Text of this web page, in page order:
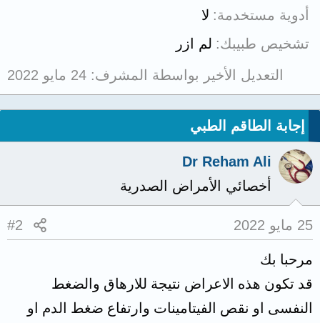
أدوية مستخدمة لا
تشخيص طبيبك لم ازر
التعديل الأخير بواسطة المشرف: 24 مايو 2022
إجابة الطاقم الطبي
Dr Reham Ali
أخصائي الأمراض الصدرية
25 مايو 2022 #2
مرحبا بك
قد تكون هذه الاعراض نتيجة للارهاق والضغط
النفسى او نقص الفيتامينات وارتفاع ضغط الدم او